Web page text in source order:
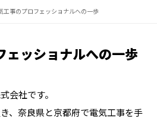
工事のプロフェッショナルへの一歩
ェッショナルへの一歩
会社です。
、奈良県と京都府で電気工事を手